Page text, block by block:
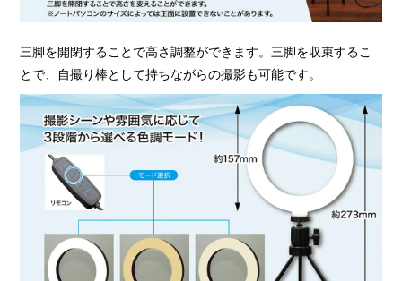
三脚を開閉することで高さ調整ができます。三脚を収束するこ
とで、自撮り棒として持ちながらの撮影も可能です。